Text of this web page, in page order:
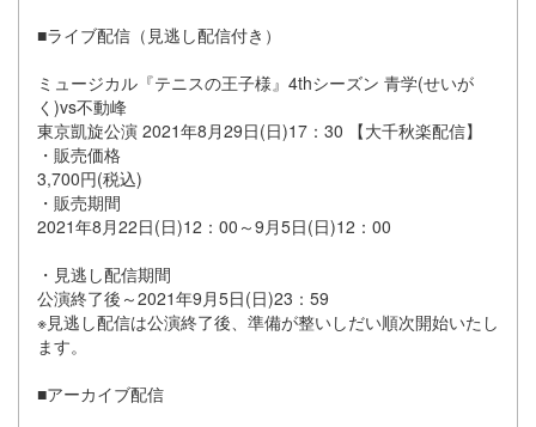
■ライブ配信（見逃し配信付き）
ミュージカル『テニスの王子様』4thシーズン 青学(せいが
く)vs不動峰
東京凱旋公演 2021年8月29日(日)17：30 【大千秋楽配信】
・販売価格
3,700円(税込)
・販売期間
2021年8月22日(日)12：00～9月5日(日)12：00
・見逃し配信期間
公演終了後～2021年9月5日(日)23：59
※見逃し配信は公演終了後、準備が整いしだい順次開始いたし
ます。
■アーカイブ配信